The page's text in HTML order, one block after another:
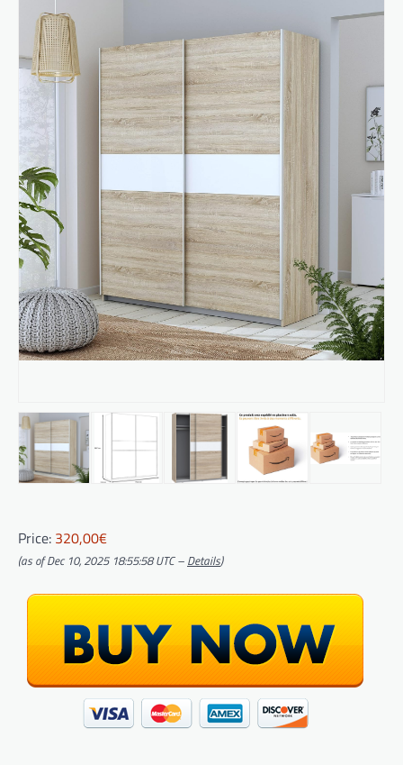
Price: 320,00€
(as of Dec 10, 2025 18:55:58 UTC – Details)